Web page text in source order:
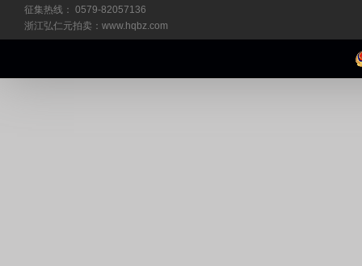
征集热线： 0579-82057136
浙江弘仁元拍卖：www.hqbz.com